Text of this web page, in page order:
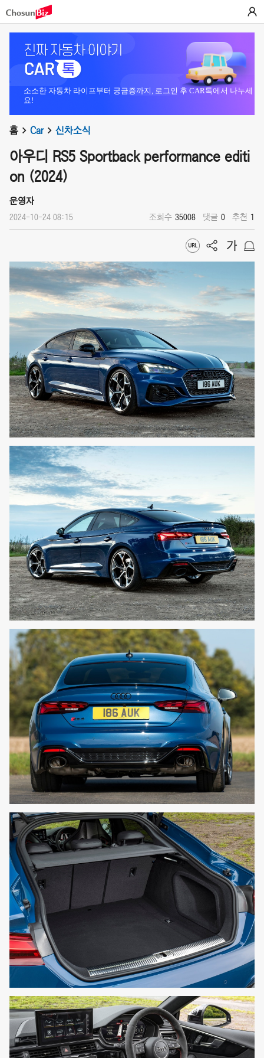
소소한 자동차 라이프부터 궁금증까지, 로그인 후 CAR톡에서 나누세
요!
홈 Car 신차소식
아우디 RS5 Sportback performance editi
on (2024)
운영자
2024-10-24 08:15 조회수 35008 댓글 0 추천 1